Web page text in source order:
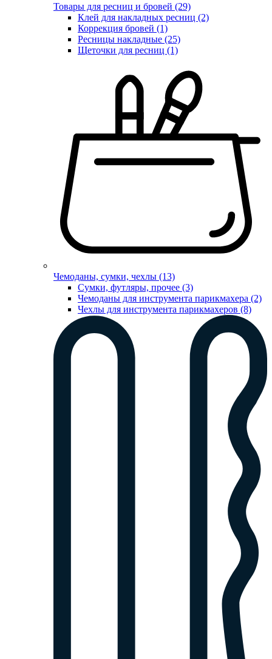
Товары для ресниц и бровей (29)
Клей для накладных ресниц (2)
Коррекция бровей (1)
Ресницы накладные (25)
Щеточки для ресниц (1)
Чемоданы, сумки, чехлы (13)
Сумки, футляры, прочее (3)
Чемоданы для инструмента парикмахера (2)
Чехлы для инструмента парикмахеров (8)